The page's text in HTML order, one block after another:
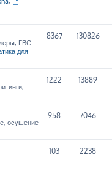
ГВС
для
8367 130826
1222 13889
осушение
958 7046
103 2238